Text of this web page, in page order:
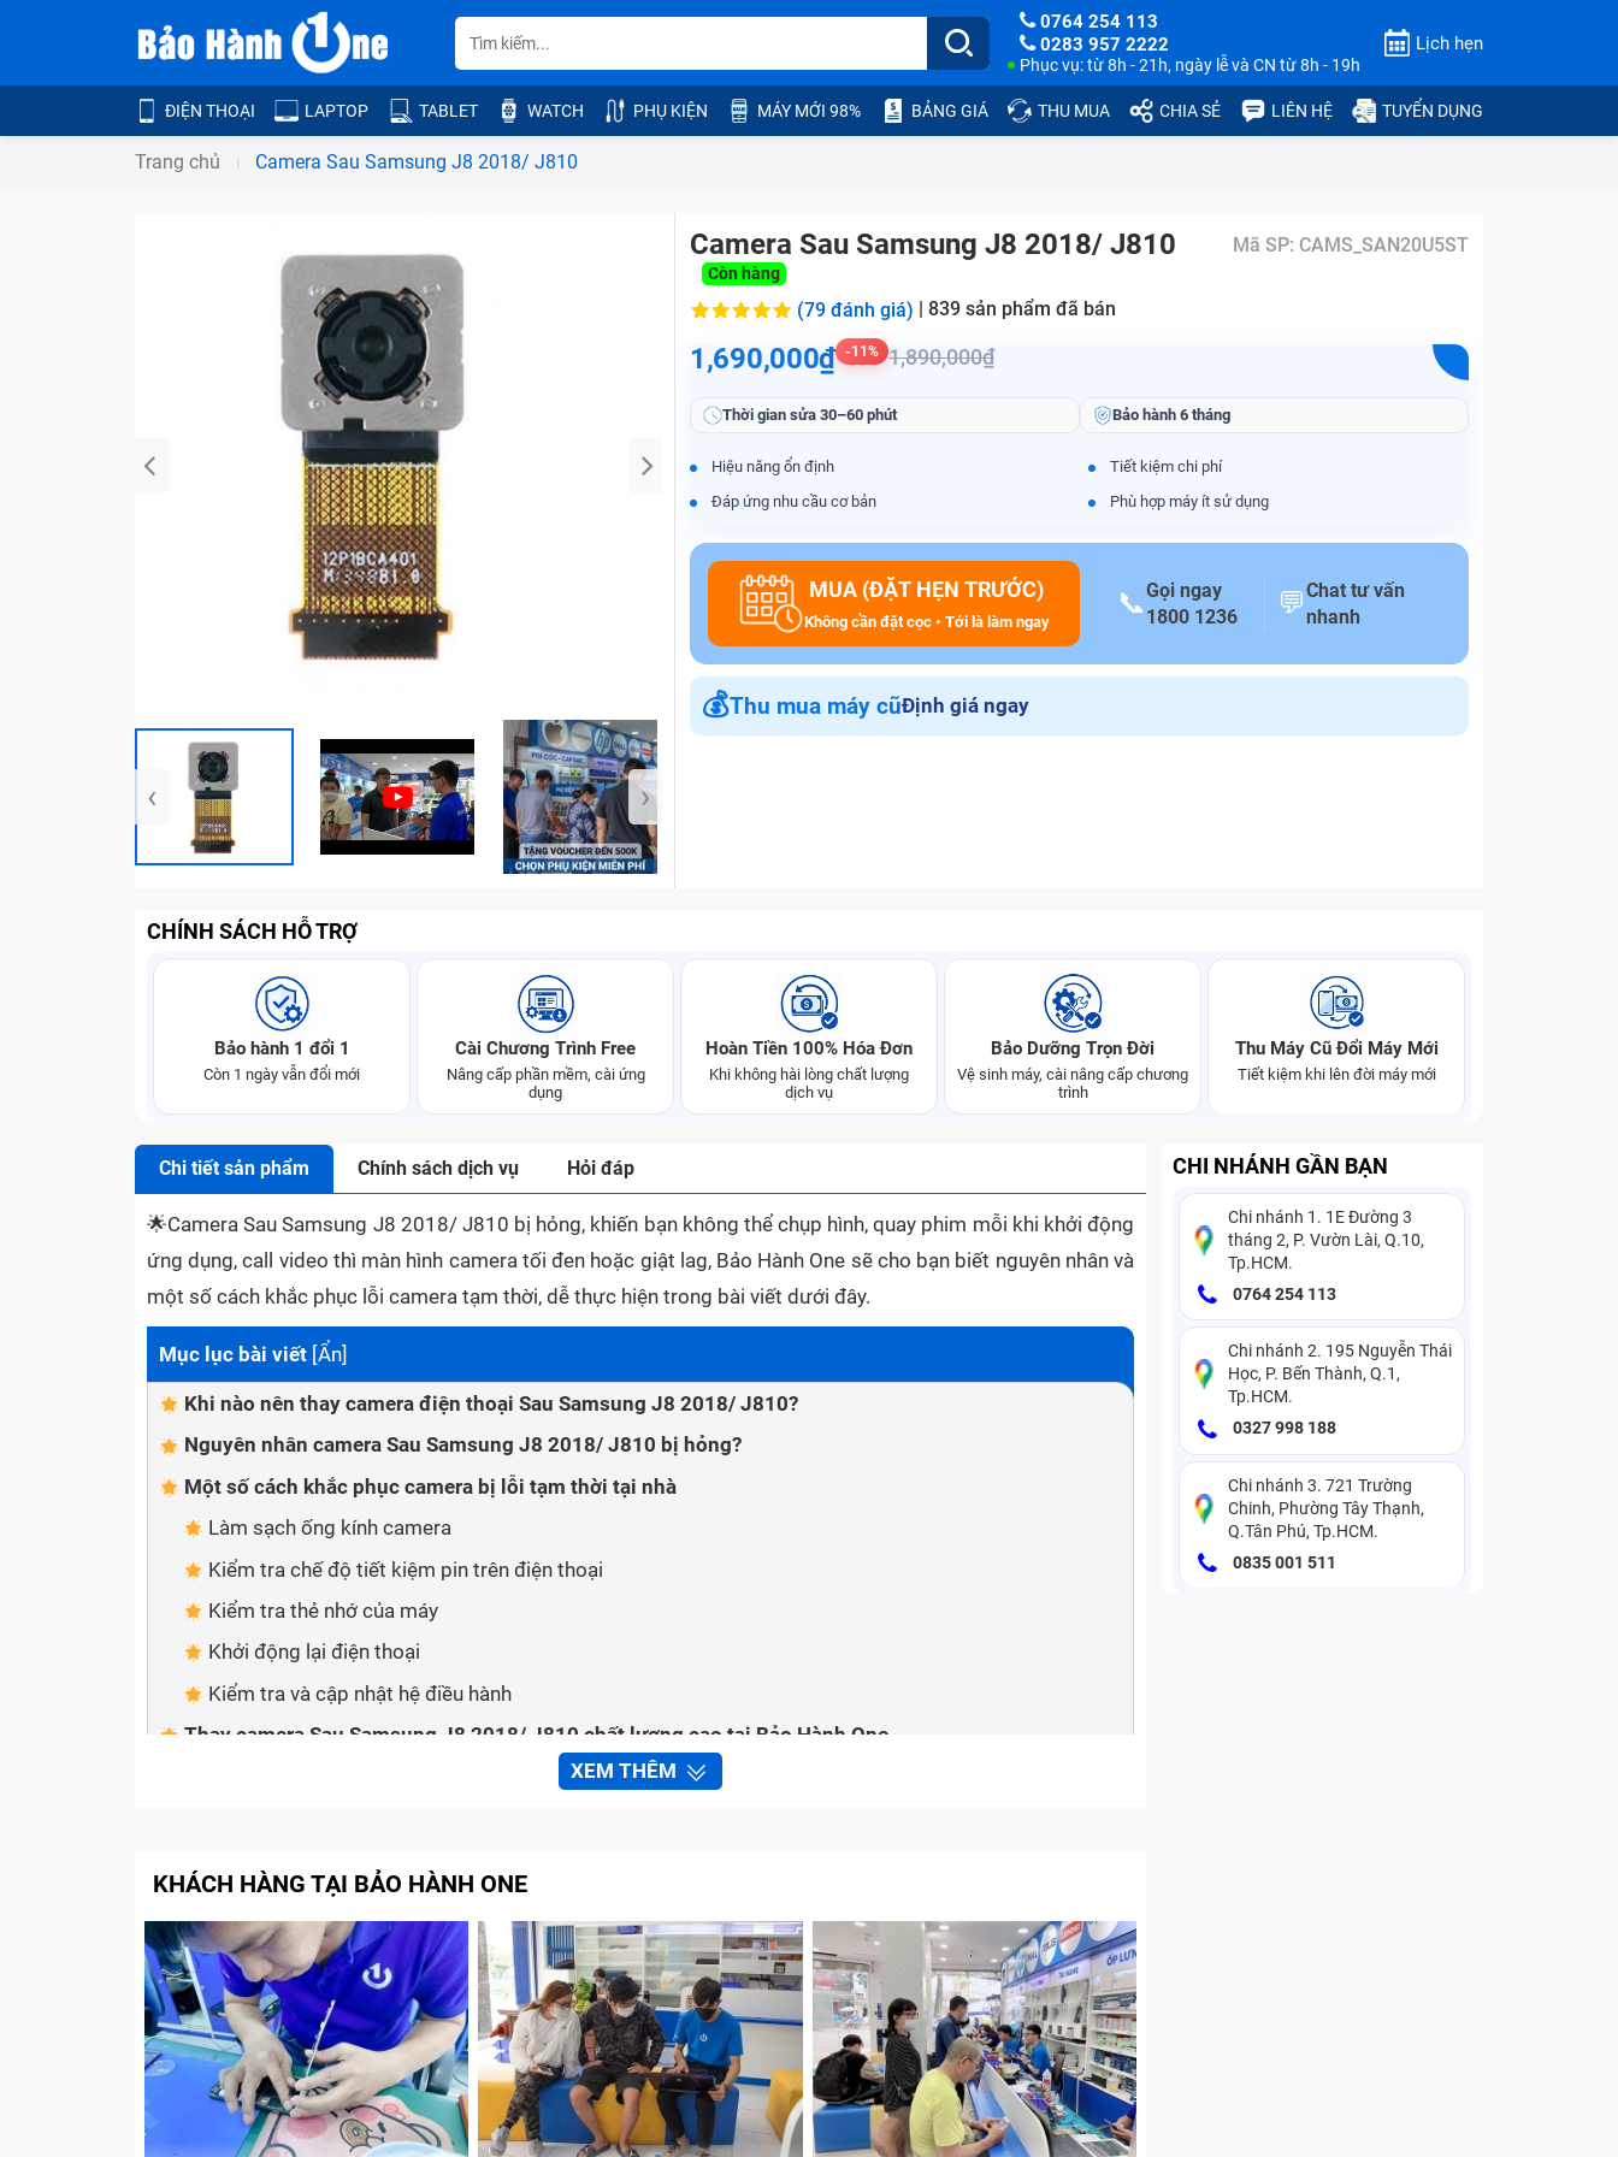
0764 254 113
0283 957 2222
Phục vụ: từ 8h - 21h, ngày lễ và CN từ 8h - 19h
Lịch hẹn
ĐIỆN THOẠI LAPTOP TABLET WATCH PHỤ KIỆN MÁY MỚI 98% BẢNG GIÁ THU MUA CHIA SẺ LIÊN HỆ TUYỂN DỤNG
Trang chủ Camera Sau Samsung J8 2018/ J810
Bảo Hành One
‹ ›
Camera Sau Samsung J8 2018/ J810 Mã SP: CAMS_SAN20U5ST
Còn hàng
(79 đánh giá) | 839 sản phẩm đã bán
1,690,000₫ -11% 1,890,000₫
Thời gian sửa 30–60 phút Bảo hành 6 tháng
Hiệu năng ổn định
Đáp ứng nhu cầu cơ bản
Tiết kiệm chi phí
Phù hợp máy ít sử dụng
MUA (ĐẶT HẸN TRƯỚC)
Không cần đặt cọc • Tới là làm ngay
📞Gọi ngay
1800 1236
💬Chat tư vấn
nhanh
💰Thu mua máy cũĐịnh giá ngay
CHÍNH SÁCH HỖ TRỢ
Bảo hành 1 đổi 1
Còn 1 ngày vẫn đổi mới
Cài Chương Trình Free
Nâng cấp phần mềm, cài ứng
dụng
Hoàn Tiền 100% Hóa Đơn
Khi không hài lòng chất lượng
dịch vụ
Bảo Dưỡng Trọn Đời
Vệ sinh máy, cài nâng cấp chương
trình
Thu Máy Cũ Đổi Máy Mới
Tiết kiệm khi lên đời máy mới
Chi tiết sản phẩm Chính sách dịch vụ Hỏi đáp
🌟Camera Sau Samsung J8 2018/ J810 bị hỏng, khiến bạn không thể chụp hình, quay phim mỗi khi khởi động
ứng dụng, call video thì màn hình camera tối đen hoặc giật lag, Bảo Hành One sẽ cho bạn biết nguyên nhân và
một số cách khắc phục lỗi camera tạm thời, dễ thực hiện trong bài viết dưới đây.
Mục lục bài viết [Ẩn]
Khi nào nên thay camera điện thoại Sau Samsung J8 2018/ J810?
Nguyên nhân camera Sau Samsung J8 2018/ J810 bị hỏng?
Một số cách khắc phục camera bị lỗi tạm thời tại nhà
Làm sạch ống kính camera
Kiểm tra chế độ tiết kiệm pin trên điện thoại
Kiểm tra thẻ nhớ của máy
Khởi động lại điện thoại
Kiểm tra và cập nhật hệ điều hành
Thay camera Sau Samsung J8 2018/ J810 chất lượng cao tại Bảo Hành One
Quy trình sửa chữa, thay camera Sau Samsung J8 2018/ J810 tại Bảo Hành One
Khi nào nên thay camera điện thoại Sau Samsung J8 2018/ J810?
Camera điện thoại Sau Samsung J8 2018/ J810 khi bị hỏng sẽ ảnh hưởng đến chức năng chụp ảnh của
smartphone cũng như ảnh hưởng đến các chức năng, ứng dụng liên quan khi cần sử dụng máy ảnh. Vì vậy bạn
sẽ gặp không ít khó khăn trong việc đáp ứng các nhu cầu của mình khi sử dụng điện thoại.
XEM THÊM
KHÁCH HÀNG TẠI BẢO HÀNH ONE
CHI NHÁNH GẦN BẠN
Chi nhánh 1. 1E Đường 3
tháng 2, P. Vườn Lài, Q.10,
Tp.HCM.
0764 254 113
Chi nhánh 2. 195 Nguyễn Thái
Học, P. Bến Thành, Q.1,
Tp.HCM.
0327 998 188
Chi nhánh 3. 721 Trường
Chinh, Phường Tây Thạnh,
Q.Tân Phú, Tp.HCM.
0835 001 511